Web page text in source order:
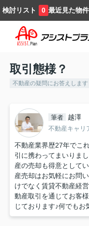
検討リスト 0 最近見た物件
取引態様？
不動産の疑問にお答えします
筆者 越澤
不動産キャリ
不動産業界歴27年でこ
引に携わってまいりま
産の売却も得意として
産売却はお気軽にお問
けでなく賃貸不動産経
動産取引を通じてお客
じております♪何でもお